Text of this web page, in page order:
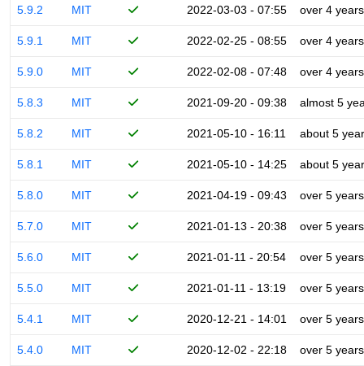
5.9.2 MIT 2022-03-03 - 07:55 over 4 years
5.9.1 MIT 2022-02-25 - 08:55 over 4 years
5.9.0 MIT 2022-02-08 - 07:48 over 4 years
5.8.3 MIT 2021-09-20 - 09:38 almost 5
5.8.2 MIT 2021-05-10 - 16:11 about 5
5.8.1 MIT 2021-05-10 - 14:25 about 5
5.8.0 MIT 2021-04-19 - 09:43 over 5 years
5.7.0 MIT 2021-01-13 - 20:38 over 5 years
5.6.0 MIT 2021-01-11 - 20:54 over 5 years
5.5.0 MIT 2021-01-11 - 13:19 over 5 years
5.4.1 MIT 2020-12-21 - 14:01 over 5 years
5.4.0 MIT 2020-12-02 - 22:18 over 5 years